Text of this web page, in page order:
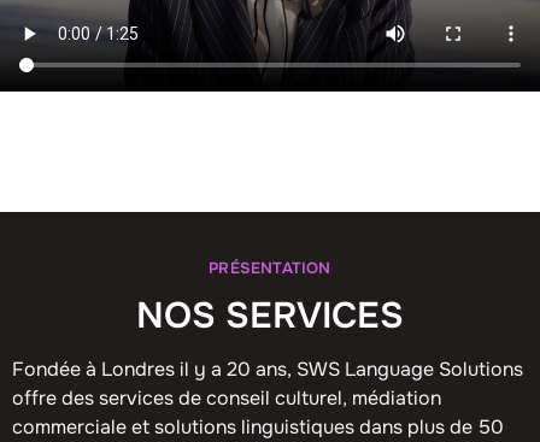
PRÉSENTATION
NOS SERVICES
Fondée à Londres il y a 20 ans, SWS Language Solutions
offre des services de conseil culturel, médiation
commerciale et solutions linguistiques dans plus de 50